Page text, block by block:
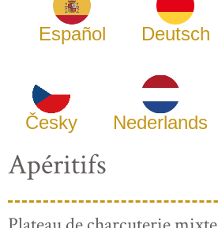
Español Deutsch
Česky Nederlands
Apéritifs